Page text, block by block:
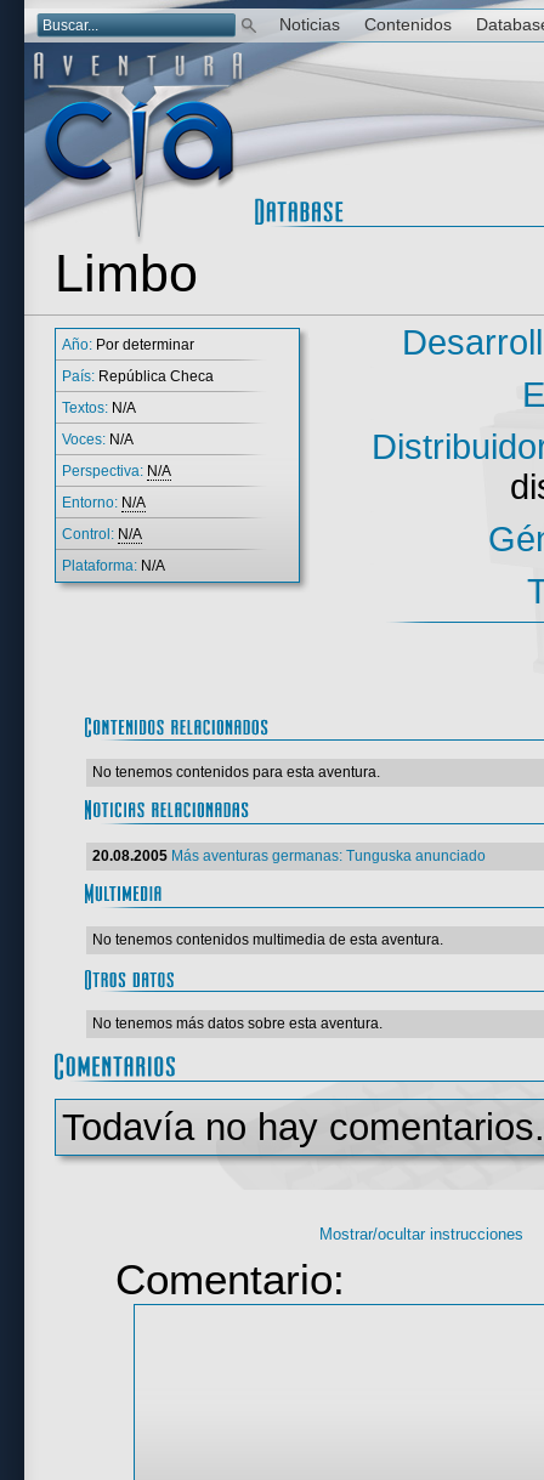
Noticias Contenidos
Limbo
Año: Por determinar
País: República Checa
Textos: N/A
Voces: N/A
Perspectiva: N/A
Entorno: N/A
Control: N/A
Plataforma: N/A
No tenemos contenidos para esta aventura.
20.08.2005 Más aventuras germanas: Tunguska anunciado
No tenemos contenidos multimedia de esta aventura.
No tenemos más datos sobre esta aventura.
Todavía no hay
Mostrar/ocultar instrucciones
Comentario: